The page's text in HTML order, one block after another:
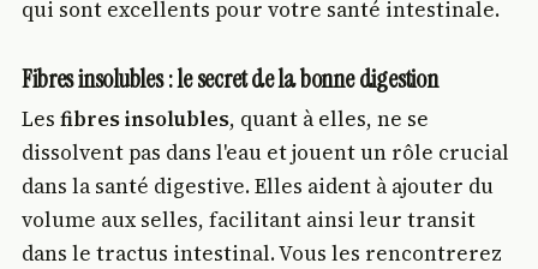
qui sont excellents pour votre santé intestinale.
Fibres insolubles : le secret de la bonne digestion
Lesfibres insolubles, quant à elles, ne se
dissolvent pas dans l'eau et jouent un rôle crucial
dans la santé digestive. Elles aident à ajouter du
volume aux selles, facilitant ainsi leur transit
dans le tractus intestinal. Vous les rencontrerez